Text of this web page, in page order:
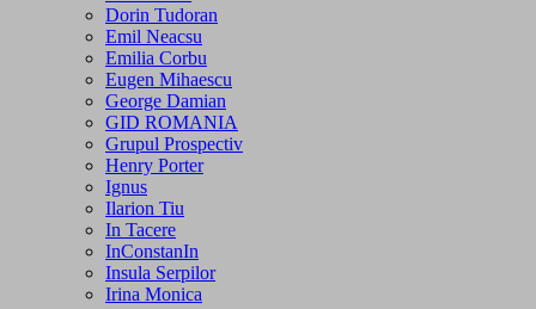
Dorin Tudoran
Emil Neacsu
Emilia Corbu
Eugen Mihaescu
George Damian
GID ROMANIA
Grupul Prospectiv
Henry Porter
Ignus
Ilarion Tiu
In Tacere
InConstanIn
Insula Serpilor
Irina Monica